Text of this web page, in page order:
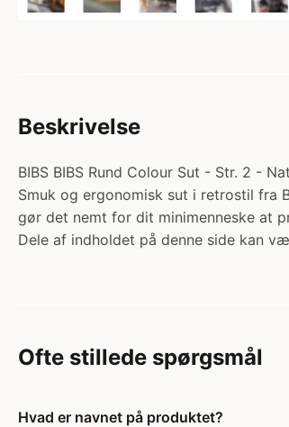
Beskrivelse
BIBS BIBS Rund Colour Sut - Str. 2 -
Smuk og ergonomisk sut i retrostil fra
gør det nemt for dit minimenneske at
Dele af indholdet på denne side kan
Ofte stillede spørgsmål
Hvad er navnet på produktet?